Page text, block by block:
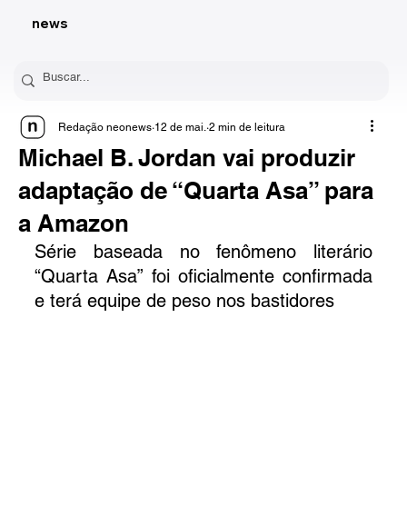
news
Michael B. Jordan vai produzir
adaptação de “Quarta Asa” para
a Amazon
Redação neonews 12 de mai. 2 min de leitura
Série baseada no fenômeno literário
“Quarta Asa” foi oficialmente confirmada
e terá equipe de peso nos bastidores